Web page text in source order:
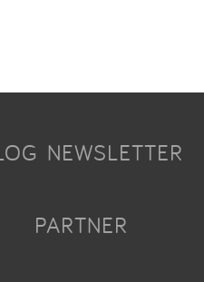
NEWSLETTER
PARTNER